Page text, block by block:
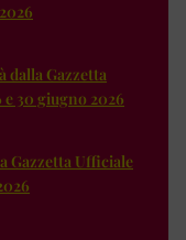
dalla Gazzetta
30 giugno 2026
Gazzetta Ufficiale